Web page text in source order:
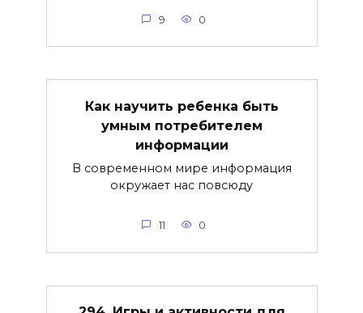
9 0
Как научить ребенка быть
умным потребителем
информации
В современном мире информация
окружает нас повсюду
11 0